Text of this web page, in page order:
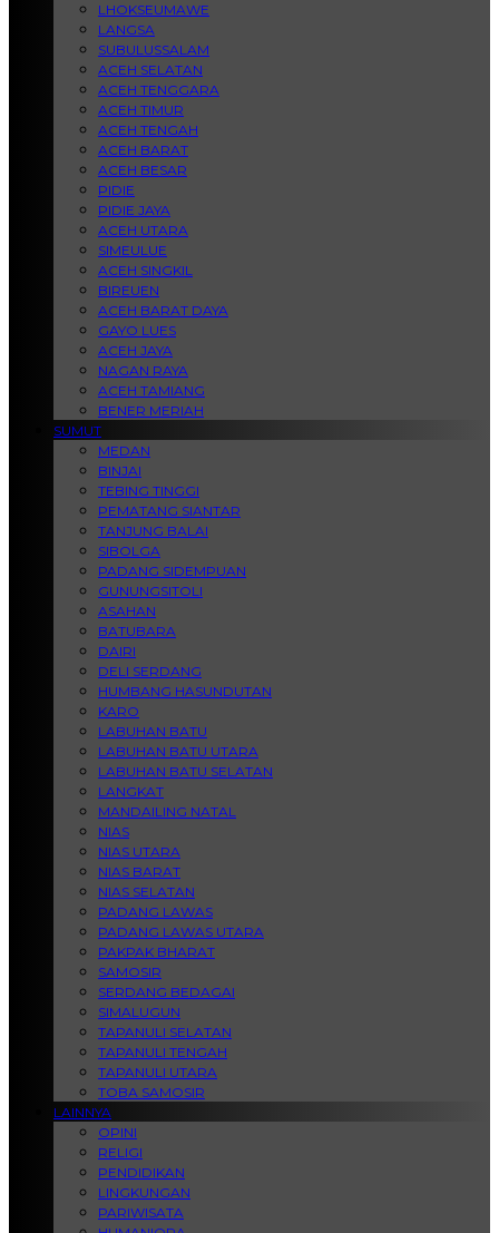
LHOKSEUMAWE
LANGSA
SUBULUSSALAM
ACEH SELATAN
ACEH TENGGARA
ACEH TIMUR
ACEH TENGAH
ACEH BARAT
ACEH BESAR
PIDIE
PIDIE JAYA
ACEH UTARA
SIMEULUE
ACEH SINGKIL
BIREUEN
ACEH BARAT DAYA
GAYO LUES
ACEH JAYA
NAGAN RAYA
ACEH TAMIANG
BENER MERIAH
SUMUT
MEDAN
BINJAI
TEBING TINGGI
PEMATANG SIANTAR
TANJUNG BALAI
SIBOLGA
PADANG SIDEMPUAN
GUNUNGSITOLI
ASAHAN
BATUBARA
DAIRI
DELI SERDANG
HUMBANG HASUNDUTAN
KARO
LABUHAN BATU
LABUHAN BATU UTARA
LABUHAN BATU SELATAN
LANGKAT
MANDAILING NATAL
NIAS
NIAS UTARA
NIAS BARAT
NIAS SELATAN
PADANG LAWAS
PADANG LAWAS UTARA
PAKPAK BHARAT
SAMOSIR
SERDANG BEDAGAI
SIMALUGUN
TAPANULI SELATAN
TAPANULI TENGAH
TAPANULI UTARA
TOBA SAMOSIR
LAINNYA
OPINI
RELIGI
PENDIDIKAN
LINGKUNGAN
PARIWISATA